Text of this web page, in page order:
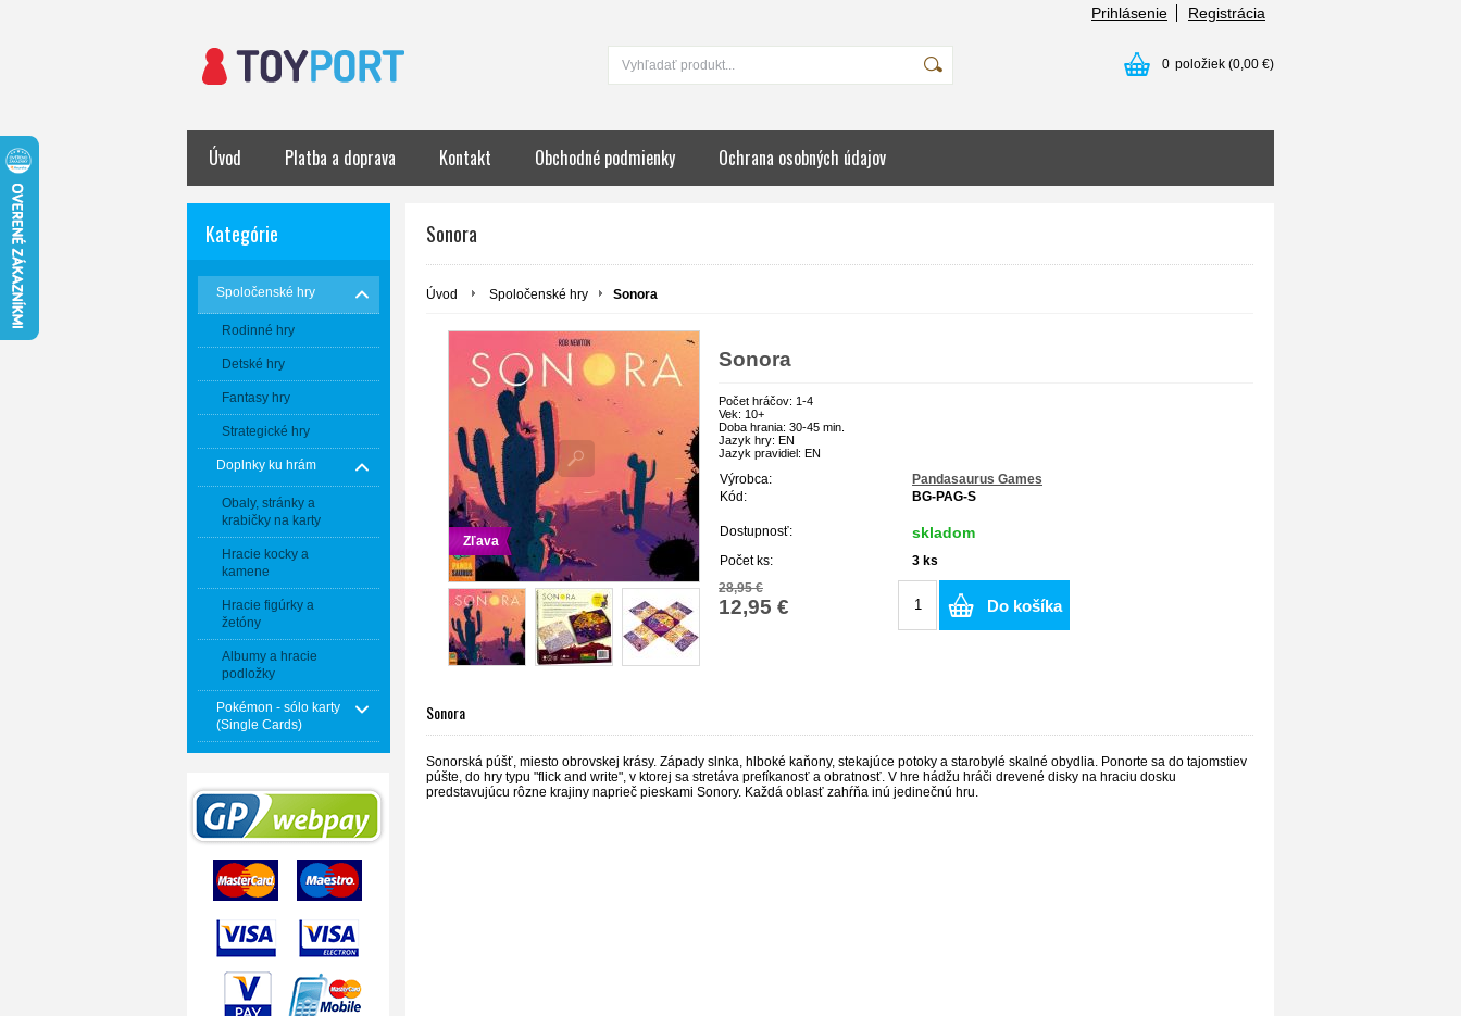
Prihlásenie Registrácia
0 položiek (0,00 €)
Úvod Platba a doprava Kontakt Obchodné podmienky Ochrana osobných údajov
Kategórie
Spoločenské hry
Rodinné hry
Detské hry
Fantasy hry
Strategické hry
Doplnky ku hrám
Obaly, stránky a
krabičky na karty
Hracie kocky a
kamene
Hracie figúrky a
žetóny
Albumy a hracie
podložky
Pokémon - sólo karty
(Single Cards)
Sonora
Úvod Spoločenské hry Sonora
Zľava
Sonora
Počet hráčov: 1-4
Vek: 10+
Doba hrania: 30-45 min.
Jazyk hry: EN
Jazyk pravidiel: EN
Výrobca:
Pandasaurus Games
Kód:
BG-PAG-S
Dostupnosť: skladom
Počet ks: 3 ks
28,95 €
12,95 € Do košíka
Sonora
Sonorská púšť, miesto obrovskej krásy. Západy slnka, hlboké kaňony, stekajúce potoky a starobylé skalné obydlia. Ponorte sa do tajomstiev
púšte, do hry typu "flick and write", v ktorej sa stretáva prefíkanosť a obratnosť. V hre hádžu hráči drevené disky na hraciu dosku
predstavujúcu rôzne krajiny naprieč pieskami Sonory. Každá oblasť zahŕňa inú jedinečnú hru.